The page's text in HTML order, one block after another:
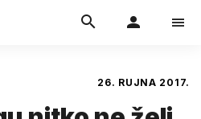
26. RUJNA 2017.